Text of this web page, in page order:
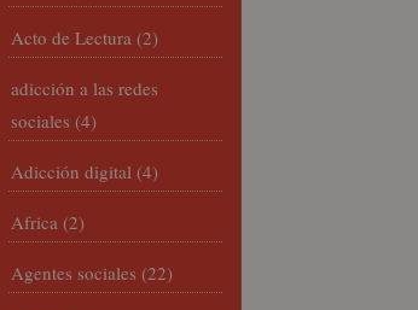
Acto de Lectura (2)
adicción a las redes
sociales (4)
Adicción digital (4)
Africa (2)
Agentes sociales (22)